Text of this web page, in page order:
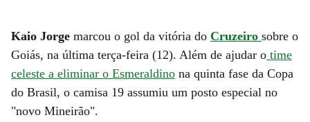
Kaio Jorge marcou o gol da vitória do Cruzeiro sobre o
Goiás, na última terça-feira (12). Além de ajudar o time
celeste a eliminar o Esmeraldino na quinta fase da Copa
do Brasil, o camisa 19 assumiu um posto especial no
"novo Mineirão".